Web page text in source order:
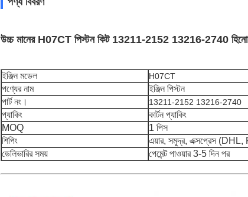
উচ্চ মানের H07CT পিস্টন কিট 13211-2152 13216-2740 হিনো
ইঞ্জিন মডেল H07CT
পণ্যের নাম
ইঞ্জিন পিস্টন
পার্ট নং।
13211-2152 13216-2740
প্যাকিং
কার্টন প্যাকিং
MOQ
1 পিস
শিপিং
এয়ার, সমুদ্র, এক্সপ্রেস
ডেলিভারির সময়
পেমেন্ট পাওয়ার 3-5 দিন পর